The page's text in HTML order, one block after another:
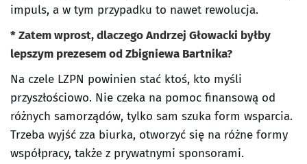
impuls, a w tym przypadku to nawet rewolucja.
* Zatem wprost, dlaczego Andrzej Głowacki byłby
lepszym prezesem od Zbigniewa Bartnika?
Na czele LZPN powinien stać ktoś, kto myśli
przyszłościowo. Nie czeka na pomoc finansową od
różnych samorządów, tylko sam szuka form wsparcia.
Trzeba wyjść zza biurka, otworzyć się na różne formy
współpracy, także z prywatnymi sponsorami.